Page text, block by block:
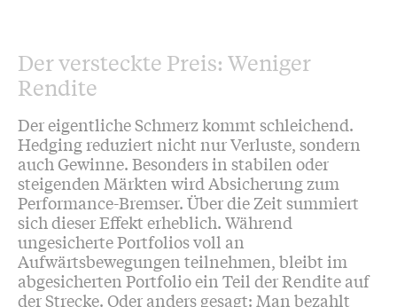
Der versteckte Preis: Weniger
Rendite
Der eigentliche Schmerz kommt schleichend.
Hedging reduziert nicht nur Verluste, sondern
auch Gewinne. Besonders in stabilen oder
steigenden Märkten wird Absicherung zum
Performance-Bremser. Über die Zeit summiert
sich dieser Effekt erheblich. Während
ungesicherte Portfolios voll an
Aufwärtsbewegungen teilnehmen, bleibt im
abgesicherten Portfolio ein Teil der Rendite auf
der Strecke. Oder anders gesagt: Man bezahlt